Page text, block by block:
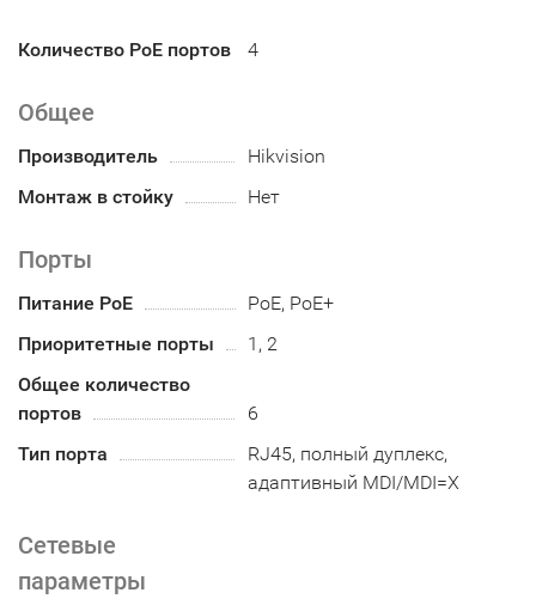
Количество PoE портов 4
Общее
Производитель
Hikvision
Монтаж в стойку
Нет
Порты
Питание PoE
PoE, PoE+
Приоритетные порты
1, 2
Общее количество
портов
6
Тип порта
RJ45, полный дуплекс,
адаптивный MDI/MDI=X
Сетевые
параметры